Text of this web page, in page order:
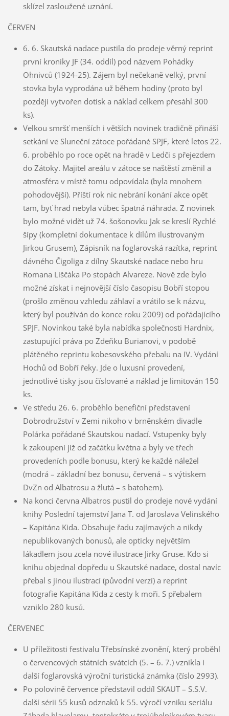
sklízel zasloužené uznání.
ČERVEN
6. 6. Skautská nadace pustila do prodeje věrný reprint
první kroniky JF (34. oddíl) pod názvem Pohádky
Ohnivců (1924-25). Zájem byl nečekaně velký, první
stovka byla vyprodána už během hodiny (proto byl
později vytvořen dotisk a náklad celkem přesáhl 300
ks).
Velkou smršť menších i větších novinek tradičně přináší
setkání ve Sluneční zátoce pořádané SPJF, které letos 22.
6. proběhlo po roce opět na hradě v Ledči s přejezdem
do Zátoky. Majitel areálu v zátoce se naštěstí změnil a
atmosféra v místě tomu odpovídala (byla mnohem
pohodovější). Příští rok nic nebrání konání akce opět
tam, byť hrad nebyla vůbec špatná náhrada. Z novinek
bylo možné vidět už 74. šošonovku Jak se kreslí Rychlé
šípy (kompletní dokumentace k dílům ilustrovaným
Jirkou Grusem), Zápisník na foglarovská razítka, reprint
dávného Čigoliga z dílny Skautské nadace nebo hru
Romana Liščáka Po stopách Alvareze. Nově zde bylo
možné získat i nejnovější číslo časopisu Bobří stopou
(prošlo změnou vzhledu záhlaví a vrátilo se k názvu,
který byl používán do konce roku 2009) od pořádajícího
SPJF. Novinkou také byla nabídka společnosti Hardnix,
zastupující práva po Zdeňku Burianovi, v podobě
plátěného reprintu kobesovského přebalu na IV. Vydání
Hochů od Bobří řeky. Jde o luxusní provedení,
jednotlivé tisky jsou číslované a náklad je limitován 150
ks.
Ve středu 26. 6. proběhlo benefiční představení
Dobrodružství v Zemi nikoho v brněnském divadle
Polárka pořádané Skautskou nadací. Vstupenky byly
k zakoupení již od začátku května a byly ve třech
provedeních podle bonusu, který ke každé náležel
(modrá – základní bez bonusu, červená – s výtiskem
DvZn od Albatrosu a žlutá – s batohem).
Na konci června Albatros pustil do prodeje nové vydání
knihy Poslední tajemství Jana T. od Jaroslava Velinského
– Kapitána Kida. Obsahuje řadu zajímavých a nikdy
nepublikovaných bonusů, ale opticky největším
lákadlem jsou zcela nové ilustrace Jirky Gruse. Kdo si
knihu objednal dopředu u Skautské nadace, dostal navíc
přebal s jinou ilustrací (původní verzí) a reprint
fotografie Kapitána Kida z cesty k moři. S přebalem
vzniklo 280 kusů.
ČERVENEC
U příležitosti festivalu Třebsínské zvonění, který proběhl
o červencových státních svátcích (5. – 6. 7.) vznikla i
další foglarovská výroční turistická známka (číslo 2993).
Po polovině července představil oddíl SKAUT – S.S.V.
další sérii 55 kusů odznaků k 55. výročí vzniku seriálu